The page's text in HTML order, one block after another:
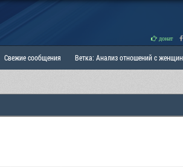
донат
Свежие сообщения Ветка: Анализ отношений с